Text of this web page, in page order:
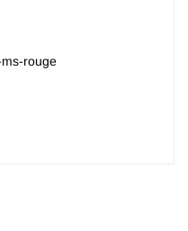
rouge